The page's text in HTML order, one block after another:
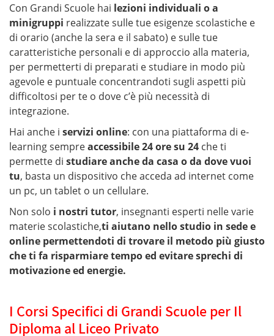
Con Grandi Scuole hai lezioni individuali o a
minigruppi realizzate sulle tue esigenze scolastiche e
di orario (anche la sera e il sabato) e sulle tue
caratteristiche personali e di approccio alla materia,
per permetterti di preparati e studiare in modo più
agevole e puntuale concentrandoti sugli aspetti più
difficoltosi per te o dove c’è più necessità di
integrazione.
Hai anche i servizi online: con una piattaforma di e-
learning sempreaccessibile 24 ore su 24 che ti
permette di studiare anche da casa o da dove vuoi
tu, basta un dispositivo che acceda ad internet come
un pc, un tablet o un cellulare.
Non solo i nostri tutor, insegnanti esperti nelle varie
materie scolastiche,ti aiutano nello studio in sede e
online permettendoti di trovare il metodo più giusto
che ti fa risparmiare tempo ed evitare sprechi di
motivazione ed energie.
I Corsi Specifici di Grandi Scuole per Il
Diploma al Liceo Privato